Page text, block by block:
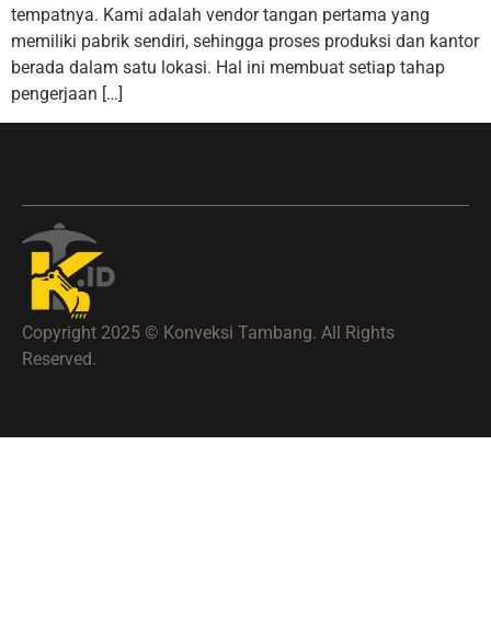
tempatnya. Kami adalah vendor tangan pertama yang
memiliki pabrik sendiri, sehingga proses produksi dan kantor
berada dalam satu lokasi. Hal ini membuat setiap tahap
pengerjaan […]
Copyright 2025 © Konveksi Tambang. All Rights
Reserved.